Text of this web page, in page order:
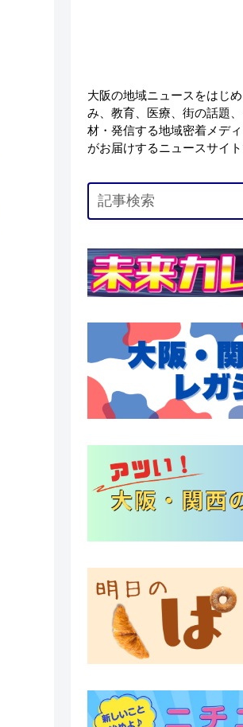
大阪の地域ニュースをはじ
み、教育、医療、街の話題
材・発信する地域密着メデ
がお届けするニュースサイト